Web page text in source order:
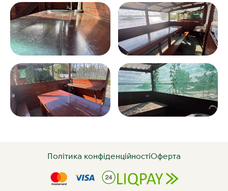
Політика конфіденційностіОферта